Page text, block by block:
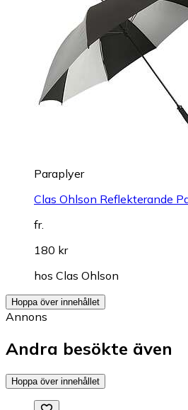
Paraplyer
Clas Ohlson Reflekterande
fr.
180 kr
hos Clas Ohlson
Hoppa över innehållet
Annons
Andra besökte även
Hoppa över innehållet